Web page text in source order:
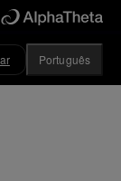
Português